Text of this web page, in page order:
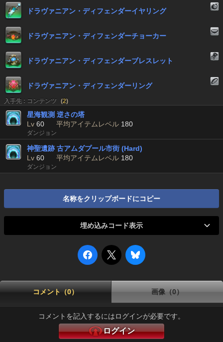
ドラヴァニアン・ディフェンダーイヤリング
ドラヴァニアン・ディフェンダーチョーカー
ドラヴァニアン・ディフェンダーブレスレット
ドラヴァニアン・ディフェンダーリング
入手先 : コンテンツ (2)
星海観測 逆さの塔
Lv 60 平均アイテムレベル 180
ダンジョン
神聖遺跡 古アムダプール市街 (Hard)
Lv 60 平均アイテムレベル 180
ダンジョン
名称をクリップボードにコピー
埋め込みコード表示
コメント（0） 画像（0）
コメントを記入するにはログインが必要です。
ログイン